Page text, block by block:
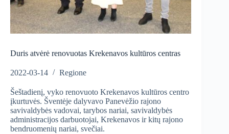
Duris atvėrė renovuotas Krekenavos kultūros centras
2022-03-14 Regione
Šeštadienį, vyko renovuoto Krekenavos kultūros centro
įkurtuvės. Šventėje dalyvavo Panevėžio rajono
savivaldybės vadovai, tarybos nariai, savivaldybės
administracijos darbuotojai, Krekenavos ir kitų rajono
bendruomenių nariai, svečiai.